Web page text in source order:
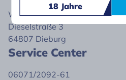
Willi Weber GmbH & Co. KG
Dieselstraße 3
64807 Dieburg
Service Center
06071/2092-61
18 Jahre